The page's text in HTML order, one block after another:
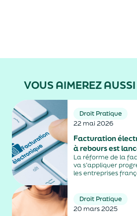
VOUS AIMEREZ AUSSI
Droit Pratique
22 mai 2026
Facturation
à rebours est
La réforme de la
va s’appliquer
les entreprises
2026 puis une
selon la nature de
calendrier qui...
Droit Pratique
20 mars 2025